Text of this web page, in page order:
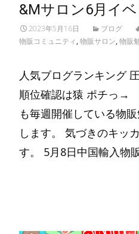
&Mサロン6月イ
2023年5月16日 ブログ
物販コミュニティ,物販サロン,物販
人気ブログランキング
順位確認は猿 ポチっ→
も毎週開催している物
します。 気づきのキッ
す。 5月8日中国輸入物